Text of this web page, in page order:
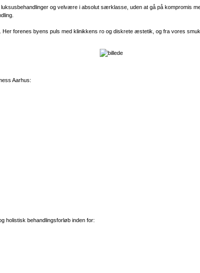
og velvære i absolut særklasse, uden at gå på kompromis
forenes byens puls med klinikkens ro og diskrete æstetik, og fra vores
Aarhus:
holistisk behandlingsforløb inden for: